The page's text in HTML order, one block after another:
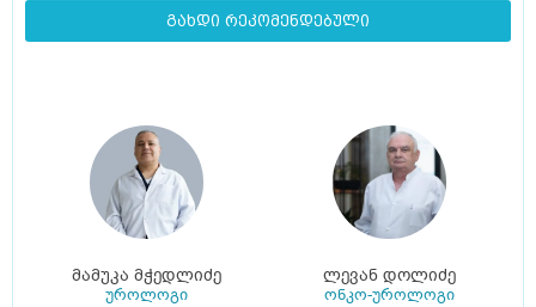
გახდი რეკომენდებული
მამუკა მჭედლიძე
უროლოგი
ლევან დოლიძე
ონკო-უროლოგი